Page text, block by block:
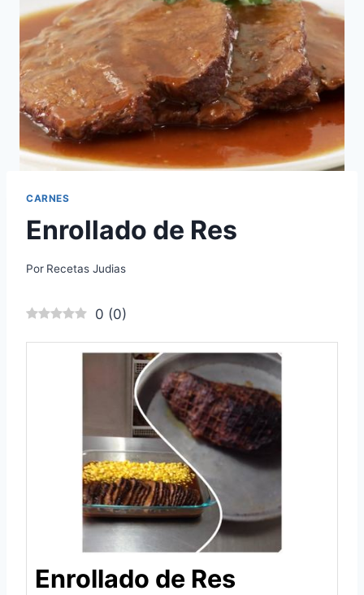
CARNES
Enrollado de Res
Por Recetas Judias
0 (0)
Enrollado de Res